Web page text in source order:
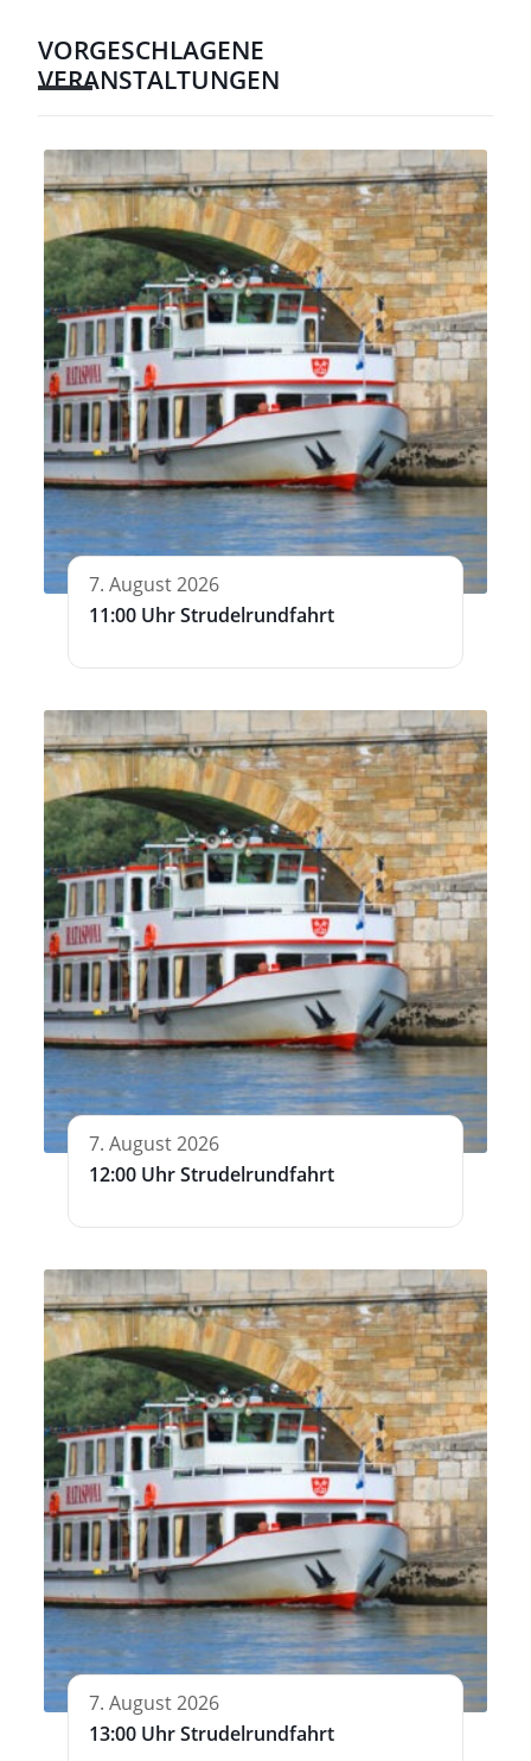
VORGESCHLAGENE
VERANSTALTUNGEN
7. August 2026
11:00 Uhr Strudelrundfahrt
7. August 2026
12:00 Uhr Strudelrundfahrt
7. August 2026
13:00 Uhr Strudelrundfahrt